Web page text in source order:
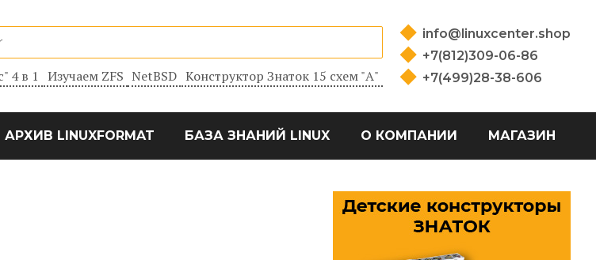
4 в 1 Изучаем ZFS NetBSD Конструктор Знаток 15 схем "А"
info@linuxcenter.shop
+7(812)309-06-86
+7(499)28-38-606
АРХИВ LINUXFORMAT БАЗА ЗНАНИЙ LINUX О КОМПАНИИ МАГАЗИН